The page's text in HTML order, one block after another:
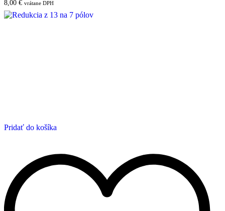
8,00 € vrátane DPH
Pridať do košíka